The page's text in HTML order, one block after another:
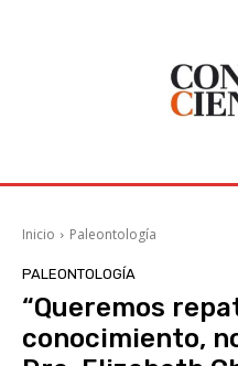
Inicio Paleontología
PALEONTOLOGÍA
“Queremos
conocimiento,